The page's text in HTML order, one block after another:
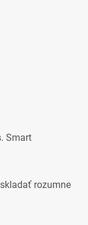
Smart
rozumne